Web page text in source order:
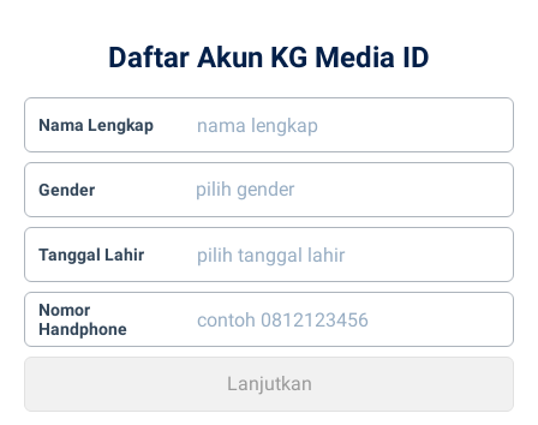
Daftar Akun KG Media ID
Nama Lengkap
Gender
Tanggal Lahir
Nomor
Handphone